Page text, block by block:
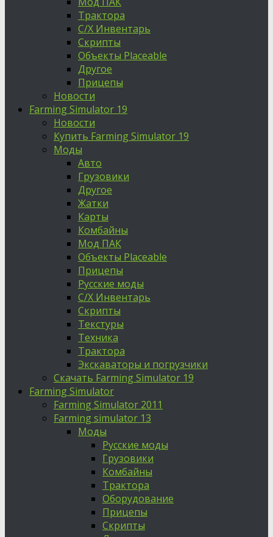
Трактора
С/Х Инвентарь
Скрипты
Объекты Placeable
Другое
Прицепы
Новости
Farming Simulator 19
Новости
Купить Farming Simulator 19
Моды
Авто
Грузовики
Другое
Жатки
Карты
Комбайны
Мод ПАК
Объекты Placeable
Прицепы
Русские моды
С/Х Инвентарь
Скрипты
Текстуры
Техника
Трактора
Экскаваторы и погрузчики
Скачать Farming Simulator 19
Farming Simulator
Farming Simulator 2011
Farming simulator 13
Моды
Русские моды
Грузовики
Комбайны
Трактора
Оборудование
Прицепы
Скрипты